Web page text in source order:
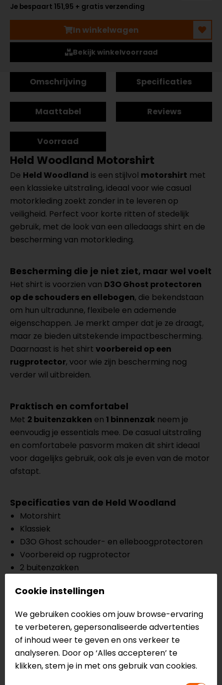
Je bespaart 151,95 + gratis verzending
In winkelwagen
Bekijk winkelvoorraad
Omschrijving Specificaties
Maattabel Reviews
Voorraad
Held Woodland Motorshirt
De Held Woodland is een stijlvol motorshirt met
een klassieke uitstraling, ideaal voor wie casual
motorkleding zoekt zonder in te leveren op
veiligheid. Perfect voor korte ritten of stedelijk
gebruik, met de look van een alledaags shirt en de
bescherming van motorkleding.
Bescherming die je niet ziet, maar wel voelt
Het shirt is voorzien van D3O Ghost protectoren
op de schouders en ellebogen, die bekendstaan
om hun ultradunne, flexibele en ademende
eigenschappen. Je merkt amper dat je ze draagt,
maar ze bieden uitstekende impactbescherming.
Daarnaast is het shirt voorbereid op een
rugprotector, voor wie zijn bescherming nog
verder wil uitbreiden.
Praktisch en comfortabel
Met 2 buitenzakken en 1 binnenzak neem je
eenvoudig je essentials mee. De casual uitstraling
en comfortabele pasvorm maken dit shirt ideaal
voor dagelijks gebruik, ook als je even van de motor
afstapt.
Specificaties van de Held Woodland
Motorshirt
Klassiek
D3O Ghost schouder- en elleboogprotectoren
Voorbereid op rugprotector
2 buitenzakken
CE EN17092, level AA
Meer informatie nodig?
Heb je meer informatie nodig over dit product?
Neem dan contact met ons op of kom langs in één
vanonze winkelsin Breda, Capelle aan den IJssel,
Eindhoven, Vianen of Apeldoorn. In de winkels kun je
Cookie instellingen
We gebruiken cookies om jouw browse-ervaring
te verbeteren, gepersonaliseerde advertenties
of inhoud weer te geven en ons verkeer te
analyseren. Door op ‘Alles accepteren’ te
klikken, stem je in met ons gebruik van cookies.